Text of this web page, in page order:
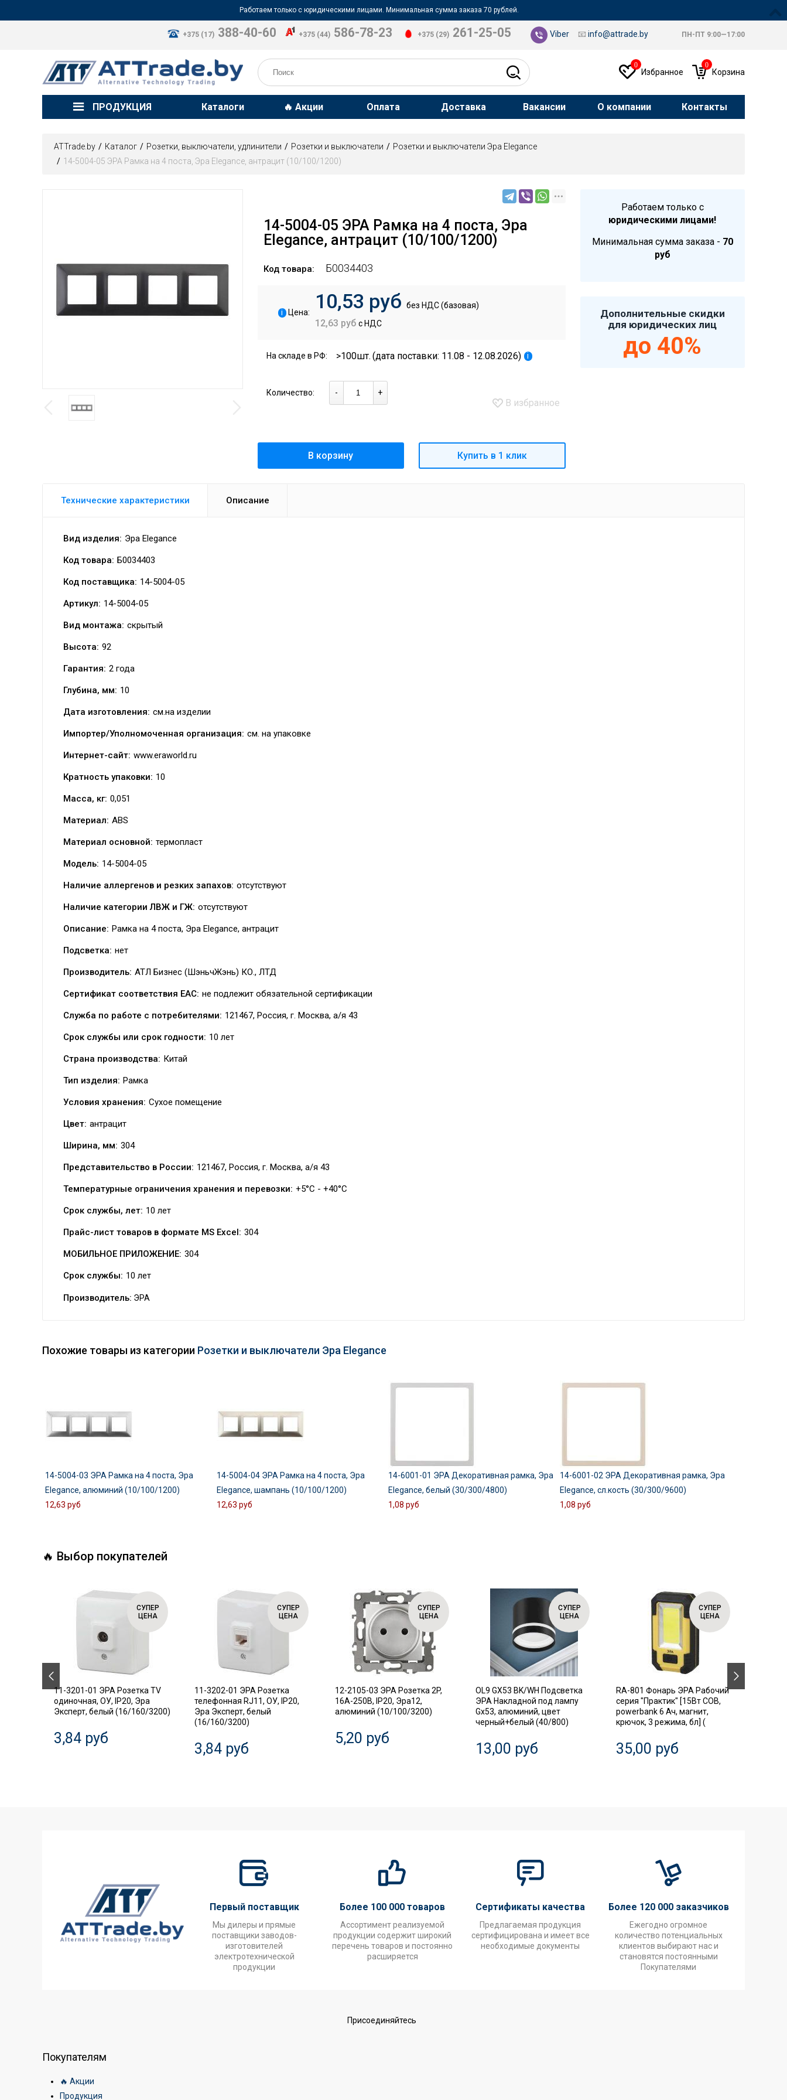
Работаем только с юридическими лицами. Минимальная сумма заказа 70 рублей.
+375 (17) 388-40-60 +375 (44) 586-78-23 +375 (29) 261-25-05 Viber 📧 info@attrade.by ПН-ПТ 9:00—17:00
0
Избранное
0
Корзина
ПРОДУКЦИЯ Каталоги 🔥 Акции Оплата Доставка Вакансии О компании Контакты
ATTrade.by Каталог Розетки, выключатели, удлинители Розетки и выключатели
Розетки и выключатели Эра Elegance
14-5004-05 ЭРА Рамка на 4 поста, Эра Elegance, антрацит (10/100/1200)
14-5004-05 ЭРА Рамка на 4 поста, Эра
Elegance, антрацит (10/100/1200)
Код товара: Б0034403
i Цена: 10,53 руб без НДС (базовая)
12,63 руб с НДС
На складе в РФ: >100шт. (дата поставки: 11.08 - 12.08.2026) i
Количество: - +
В избранное
В корзину Купить в 1 клик
Технические характеристики Описание
Вид изделия: Эра Elegance
Код товара: Б0034403
Код поставщика: 14-5004-05
Артикул: 14-5004-05
Вид монтажа: скрытый
Высота: 92
Гарантия: 2 года
Глубина, мм: 10
Дата изготовления: см.на изделии
Импортер/Уполномоченная организация: см. на упаковке
Интернет-сайт: www.eraworld.ru
Кратность упаковки: 10
Масса, кг: 0,051
Материал: ABS
Материал основной: термопласт
Модель: 14-5004-05
Наличие аллергенов и резких запахов: отсутствуют
Наличие категории ЛВЖ и ГЖ: отсутствуют
Описание: Рамка на 4 поста, Эра Elegance, антрацит
Подсветка: нет
Производитель: АТЛ Бизнес (ШэньчЖэнь) КО., ЛТД
Сертификат соответствия EAC: не подлежит обязательной сертификации
Служба по работе с потребителями: 121467, Россия, г. Москва, а/я 43
Срок службы или срок годности: 10 лет
Страна производства: Китай
Тип изделия: Рамка
Условия хранения: Сухое помещение
Цвет: антрацит
Ширина, мм: 304
Представительство в России: 121467, Россия, г. Москва, а/я 43
Температурные ограничения хранения и перевозки: +5°C - +40°C
Срок службы, лет: 10 лет
Прайс-лист товаров в формате MS Excel: 304
МОБИЛЬНОЕ ПРИЛОЖЕНИЕ: 304
Срок службы: 10 лет
Производитель: ЭРА
Работаем только с
юридическими лицами!
Минимальная сумма заказа - 70
руб
Дополнительные скидки
для юридических лиц
до 40%
Похожие товары из категории Розетки и выключатели Эра Elegance
14-5004-03 ЭРА Рамка на 4 поста, Эра
Elegance, алюминий (10/100/1200)
12,63 руб
14-5004-04 ЭРА Рамка на 4 поста, Эра
Elegance, шампань (10/100/1200)
12,63 руб
14-6001-01 ЭРА Декоративная рамка, Эра
Elegance, белый (30/300/4800)
1,08 руб
14-6001-02 ЭРА Декоративная рамка, Эра
Elegance, сл.кость (30/300/9600)
1,08 руб
🔥 Выбор покупателей
СУПЕР
ЦЕНА
11-3201-01 ЭРА Розетка TV
одиночная, ОУ, IP20, Эра
Эксперт, белый (16/160/3200)
3,84 руб
СУПЕР
ЦЕНА
11-3202-01 ЭРА Розетка
телефонная RJ11, ОУ, IP20,
Эра Эксперт, белый
(16/160/3200)
3,84 руб
СУПЕР
ЦЕНА
12-2105-03 ЭРА Розетка 2P,
16A-250В, IP20, Эра12,
алюминий (10/100/3200)
5,20 руб
СУПЕР
ЦЕНА
OL9 GX53 BK/WH Подсветка
ЭРА Накладной под лампу
Gx53, алюминий, цвет
черный+белый (40/800)
13,00 руб
СУПЕР
ЦЕНА
RA-801 Фонарь ЭРА Рабочий
серия "Практик" [15Вт COB,
powerbank 6 Ач, магнит,
крючок, 3 режима, бл] (
35,00 руб
Первый поставщик
Мы дилеры и прямые
поставщики заводов-
изготовителей
электротехнической
продукции
Более 100 000 товаров
Ассортимент реализуемой
продукции содержит широкий
перечень товаров и постоянно
расширяется
Сертификаты качества
Предлагаемая продукция
сертифицирована и имеет все
необходимые документы
Более 120 000 заказчиков
Ежегодно огромное
количество потенциальных
клиентов выбирают нас и
становятся постоянными
Покупателями
Присоединяйтесь
Покупателям
🔥 Акции
Продукция